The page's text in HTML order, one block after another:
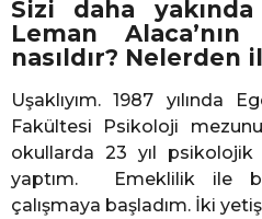
Sizi daha
Leman
nasıldır? Nelerden
Uşaklıyım. 1987 yılında
Fakültesi Psikoloji
okullarda 23 yıl psikolojik
yaptım. Emeklilik ile
çalışmaya başladım. İki